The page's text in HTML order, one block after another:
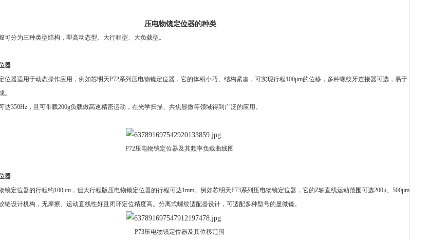
压电物镜定位器的种类
可分为三种类型结构，即高动态型、大行程型、大负载型。
器
位器适用于动态操作应用，例如芯明天P72系列压电物镜定位器，它的体积小巧、结构紧凑，可实现行程100μm的位移，多种螺纹牙连接器可选，易于
。
达350Hz，且可带载200g负载做高速精密运动，在光学扫描、共焦显微等领域得到广泛的应用。
P72压电物镜定位器及其频率负载曲线图
器
镜定位器的行程约100μm，但大行程版压电物镜定位器的行程可达1mm。例如芯明天P73系列压电物镜定位器，它的Z轴直线运动范围可选200μ、500μm
链设计机构，无摩擦、运动直线性好且闭环定位精度高。分离式螺纹适配器设计，可适配多种型号的显微镜。
P73压电物镜定位器及其位移范围